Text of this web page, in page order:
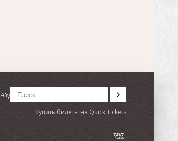
АУДИОСПЕКТАКЛИ
Купить билеты на Quick Tickets